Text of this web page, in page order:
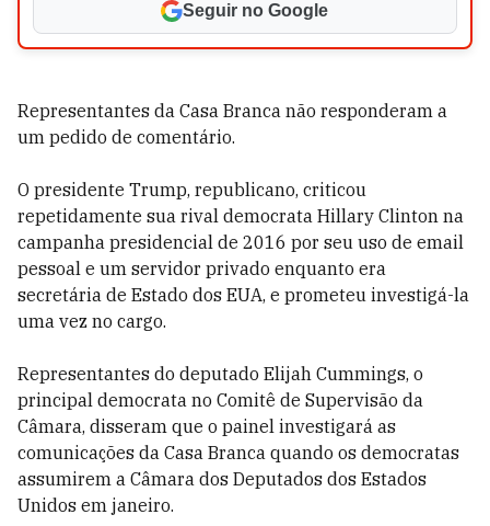
Seguir no Google
Representantes da Casa Branca não responderam a
um pedido de comentário.
O presidente Trump, republicano, criticou
repetidamente sua rival democrata Hillary Clinton na
campanha presidencial de 2016 por seu uso de email
pessoal e um servidor privado enquanto era
secretária de Estado dos EUA, e prometeu investigá-la
uma vez no cargo.
Representantes do deputado Elijah Cummings, o
principal democrata no Comitê de Supervisão da
Câmara, disseram que o painel investigará as
comunicações da Casa Branca quando os democratas
assumirem a Câmara dos Deputados dos Estados
Unidos em janeiro.